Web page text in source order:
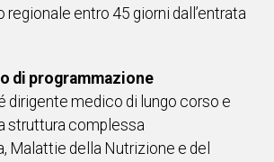
regionale entro 45 giorni dall’entrata
di programmazione
dirigente medico di lungo corso e
struttura complessa
Malattie della Nutrizione e del